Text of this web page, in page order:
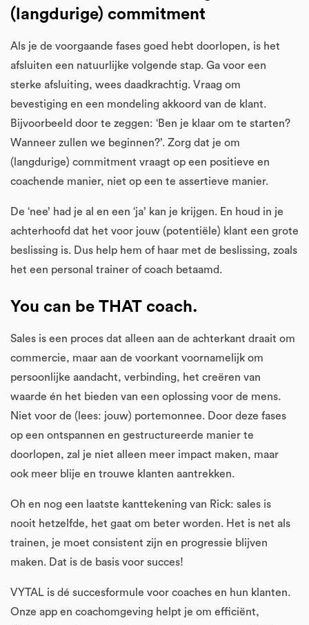
(langdurige) commitment
Als je de voorgaande fases goed hebt doorlopen, is het
afsluiten een natuurlijke volgende stap. Ga voor een
sterke afsluiting, wees daadkrachtig. Vraag om
bevestiging en een mondeling akkoord van de klant.
Bijvoorbeeld door te zeggen: ‘Ben je klaar om te starten?
Wanneer zullen we beginnen?’. Zorg dat je om
(langdurige) commitment vraagt op een positieve en
coachende manier, niet op een te assertieve manier.
De ‘nee’ had je al en een ‘ja’ kan je krijgen. En houd in je
achterhoofd dat het voor jouw (potentiële) klant een grote
beslissing is. Dus help hem of haar met de beslissing, zoals
het een personal trainer of coach betaamd.
You can be THAT coach.
Sales is een proces dat alleen aan de achterkant draait om
commercie, maar aan de voorkant voornamelijk om
persoonlijke aandacht, verbinding, het creëren van
waarde én het bieden van een oplossing voor de mens.
Niet voor de (lees: jouw) portemonnee. Door deze fases
op een ontspannen en gestructureerde manier te
doorlopen, zal je niet alleen meer impact maken, maar
ook meer blije en trouwe klanten aantrekken.
Oh en nog een laatste kanttekening van Rick: sales is
nooit hetzelfde, het gaat om beter worden. Het is net als
trainen, je moet consistent zijn en progressie blijven
maken. Dat is de basis voor succes!
VYTAL is dé succesformule voor coaches en hun klanten.
Onze app en coachomgeving helpt je om efficiënt,